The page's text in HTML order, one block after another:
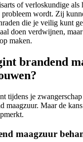
of verloskundige als
probleem wordt. Zij
die je veilig kunt
doen verdwijnen,
maken.
brandend
tijdens je
maagzuur. Maar de
maagzuur